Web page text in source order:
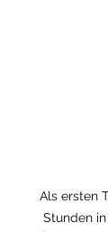
Als ersten
Stunden